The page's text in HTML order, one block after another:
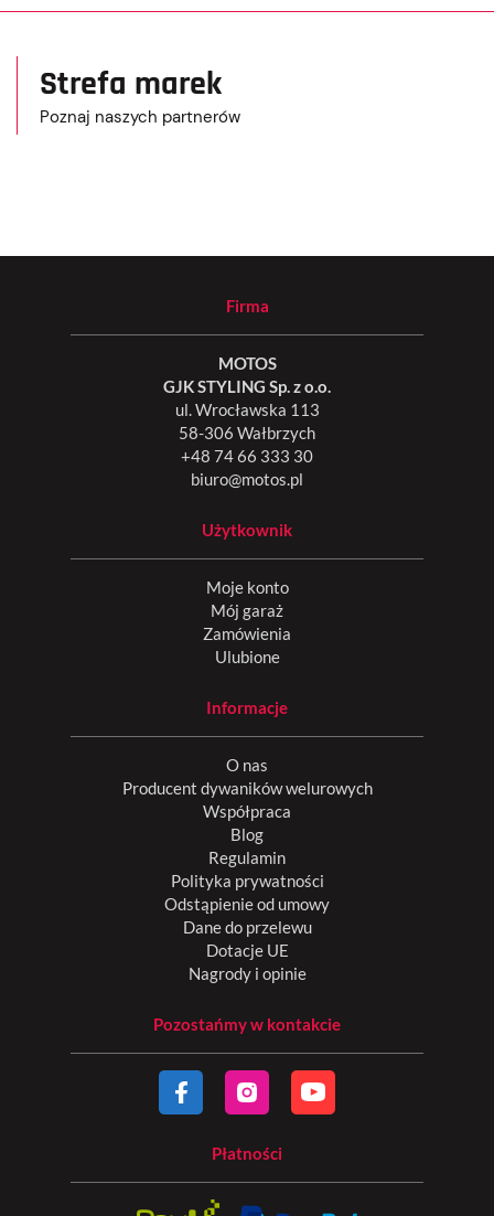
Strefa marek
Poznaj naszych partnerów
Firma
MOTOS
GJK STYLING Sp. z o.o.
ul. Wrocławska 113
58-306 Wałbrzych
+48 74 66 333 30
biuro@motos.pl
Użytkownik
Moje konto
Mój garaż
Zamówienia
Ulubione
Informacje
O nas
Producent dywaników welurowych
Współpraca
Blog
Regulamin
Polityka prywatności
Odstąpienie od umowy
Dane do przelewu
Dotacje UE
Nagrody i opinie
Pozostańmy w kontakcie
Płatności